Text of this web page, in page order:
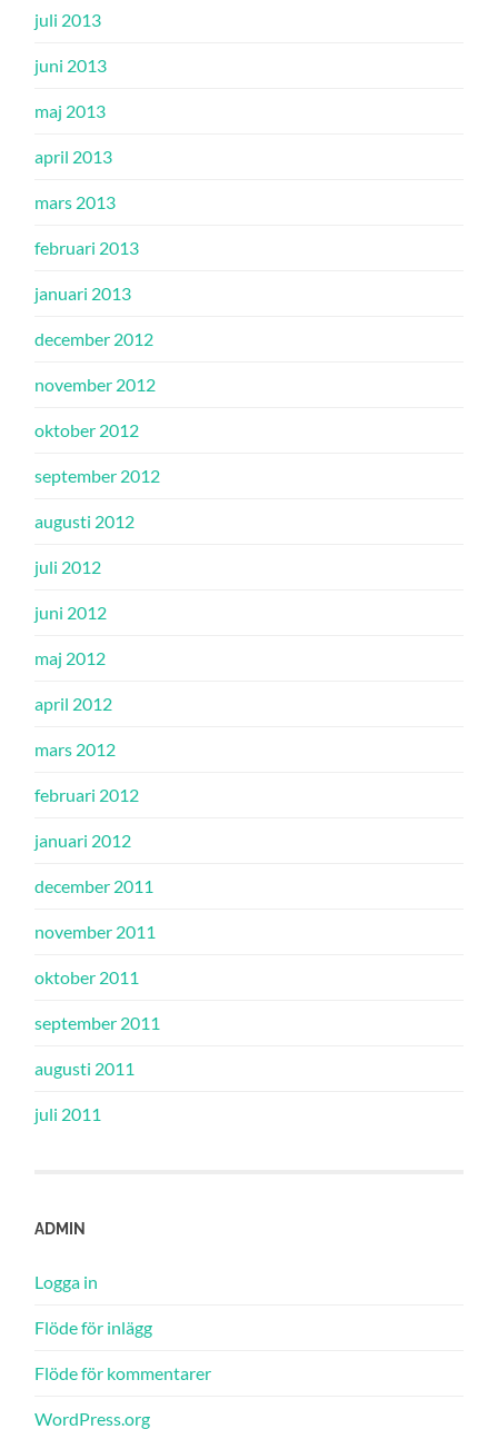
juli 2013
juni 2013
maj 2013
april 2013
mars 2013
februari 2013
januari 2013
december 2012
november 2012
oktober 2012
september 2012
augusti 2012
juli 2012
juni 2012
maj 2012
april 2012
mars 2012
februari 2012
januari 2012
december 2011
november 2011
oktober 2011
september 2011
augusti 2011
juli 2011
ADMIN
Logga in
Flöde för inlägg
Flöde för kommentarer
WordPress.org